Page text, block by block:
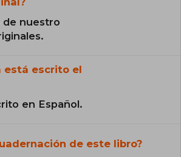
de nuestro
está escrito el
en Español.
de este libro?